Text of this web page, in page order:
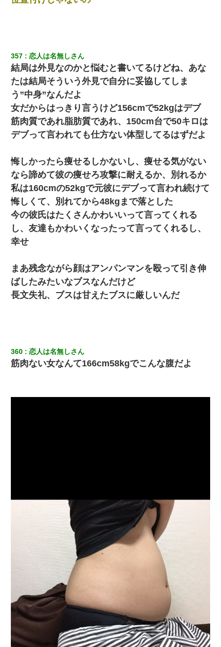
357 恋人は名無しさん
結局は外見なのかと悩むと書いてるけどね、あな
たは結局そういう外見で自分に妥協してしま
う”中身”なんだよ
女だからはっきり言うけど156cmで52kgはデブ
筋肉質であれ脂肪質であれ、150cm台で50キロは
デブって言われても仕方ない体型してるはずだよ
悔しかったら痩せるしかないし、痩せる気がない
なら諦めて彼の痩せろ攻撃に耐えるか、別れるか
私は160cmの52kgで元彼にデブって言われ続けて
悔しくて、別れてから48kgまで落とした
今の彼氏はたくさんかわいいって言ってくれる
し、友達もかわいくなったって言ってくれるし、
幸せ
まあ残念ながら顔はアンパンマンを殴って引き伸
ばしたみたいなブスなんだけど
長文失礼、ブスは甘えたブスに厳しいんだ
360 恋人は名無しさん
筋肉ない女なんて166cm58kgでこんな腹だよ